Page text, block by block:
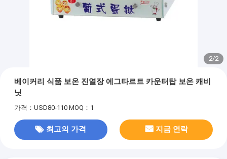
2/2
베이커리 식품 보온 진열장 에그타르트 카운터탑 보온 캐비
닛
가격：USD80-110 MOQ：1
최고의 가격 지금 연락